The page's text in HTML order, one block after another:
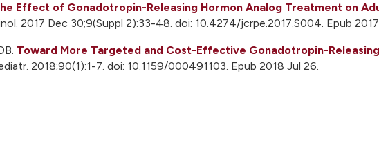
Effect of Gonadotropin-Releasing Hormon Analog Treatment on
2017 Dec 30;9(Suppl 2):33-48. doi: 10.4274/jcrpe.2017.S004. Epub
Toward More Targeted and Cost-Effective Gonadotropin-
2018;90(1):1-7. doi: 10.1159/000491103. Epub 2018 Jul 26.